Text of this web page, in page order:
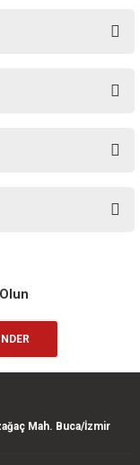
tarafımıza
Mah. Buca/İzmir